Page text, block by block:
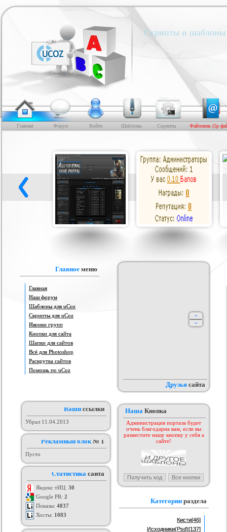
Скрипты и шаблоны
Главная Форум Войти Шаблоны Скрипты Файловик (5р
музыкальной
на движке
Шаблон для Ucoz : Irene
ucoz BsGames
Шаблон для ucoz Wow-Good
Категория :Ucoz
uNI-Lite для uCoz
Категория : Ucoz
Главное меню
Главная
Наш форум
Шаблоны для uCoz
Скрипты для uCoz
Иконки групп
Кнопки для сайта
Шапки для сайтов
Всё для Photoshop
Раскрутка сайтов
Помощь по uCoz
Ваши ссылки
Убрал 11.04.2013
Рекламный блок№ 1
Пусто
Статистика сайта
Яндекс тИЦ: 30
Google PR: 2
Показы: 4837
Хосты: 1083
Друзья сайта
Наша Кнопка
Администрация портала будет
очень благодарна вам, если вы
разместите нашу кнопку у себя а
сайте!
Категории раздела
Кисти[46]
Исходники(Psd)[137]